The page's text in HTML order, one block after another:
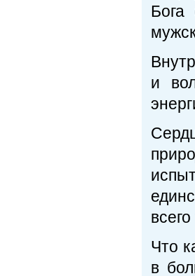
Бога
и
Что
в